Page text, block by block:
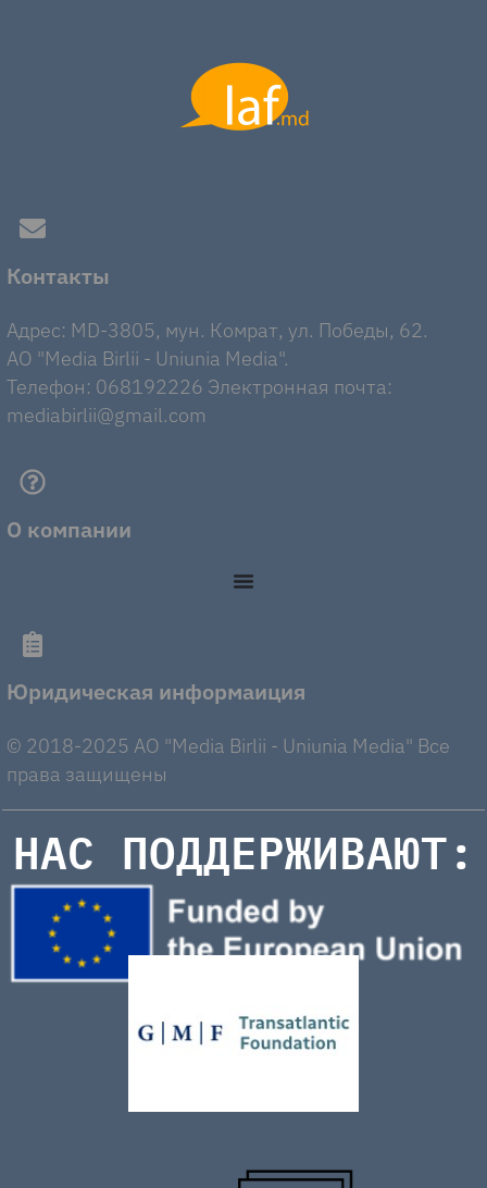
Контакты
Адрес: MD-3805, мун. Комрат, ул. Победы, 62.
AO "Media Birlii - Uniunia Media".
Телефон: 068192226 Электронная почта:
mediabirlii@gmail.com
О компании
Юридическая информаиция
© 2018-2025 AO "Media Birlii - Uniunia Media" Все
права защищены
НАС ПОДДЕРЖИВАЮТ: